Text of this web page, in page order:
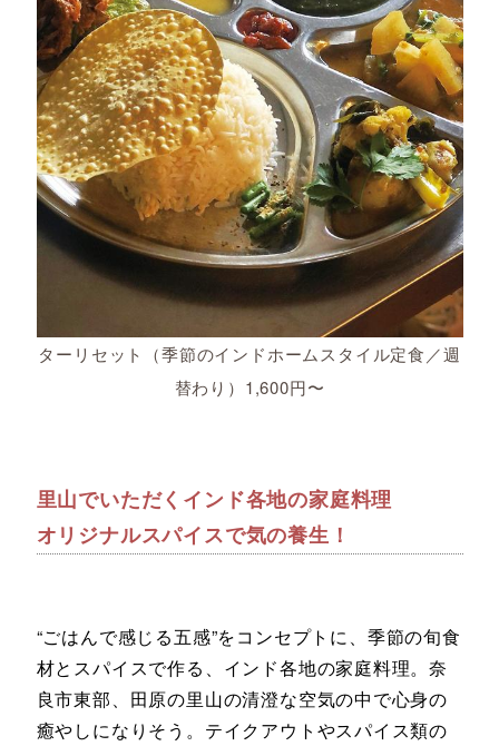
ターリセット（季節のインドホームスタイル定食／週
替わり）1,600円〜
里山でいただくインド各地の家庭料理
オリジナルスパイスで気の養生！
“ごはんで感じる五感”をコンセプトに、季節の旬食
材とスパイスで作る、インド各地の家庭料理。奈
良市東部、田原の里山の清澄な空気の中で心身の
癒やしになりそう。テイクアウトやスパイス類の